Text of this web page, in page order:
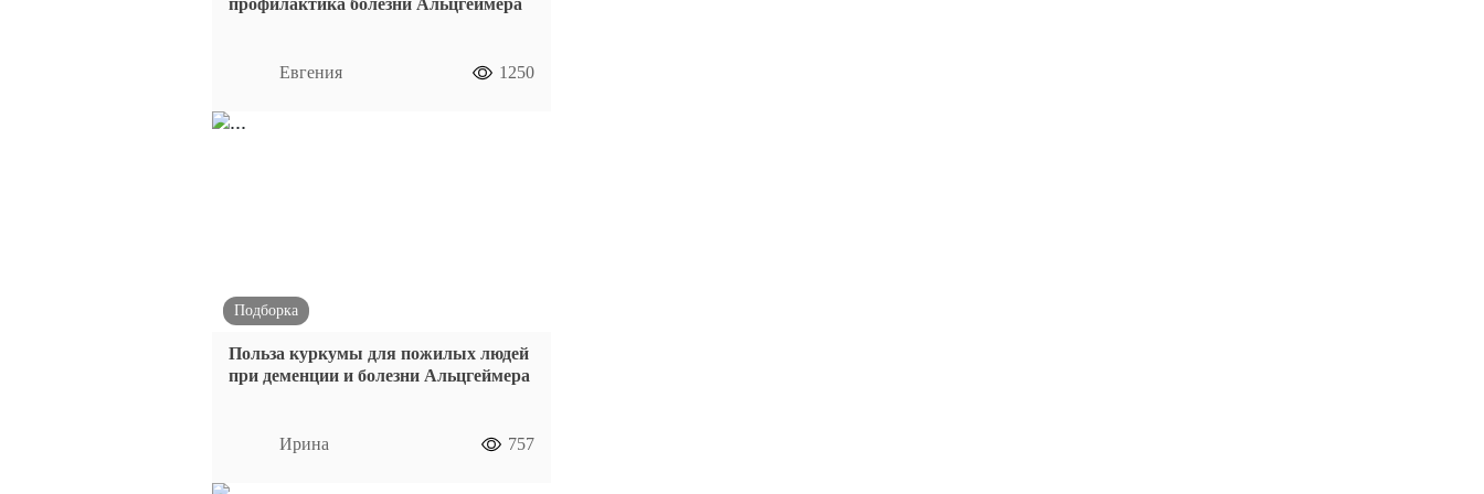
профилактика болезни Альцгеймера
Евгения 1250
Подборка
Польза куркумы для пожилых людей
при деменции и болезни Альцгеймера
Ирина 757